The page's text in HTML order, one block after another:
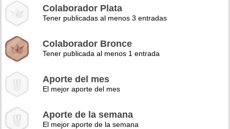
Colaborador Plata
Tener publicadas al menos 3 entradas
Colaborador Bronce
Tener publicada al menos 1 entrada
Aporte del mes
El mejor aporte del mes
Aporte de la semana
El mejor aporte de la semana